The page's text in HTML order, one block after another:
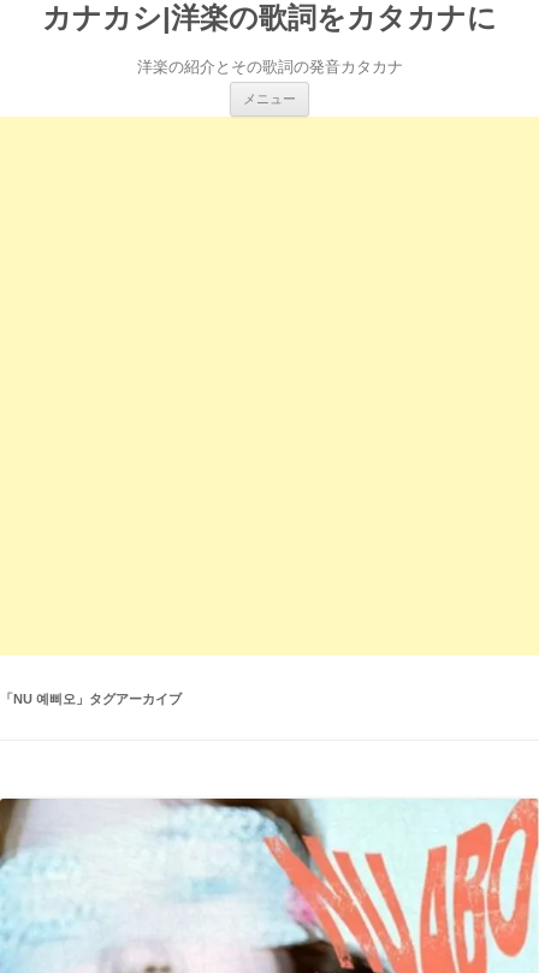
カナカシ|洋楽の歌詞をカタカナに
洋楽の紹介とその歌詞の発音カタカナ
メニュー
「NU 예삐오 」タグアーカイブ